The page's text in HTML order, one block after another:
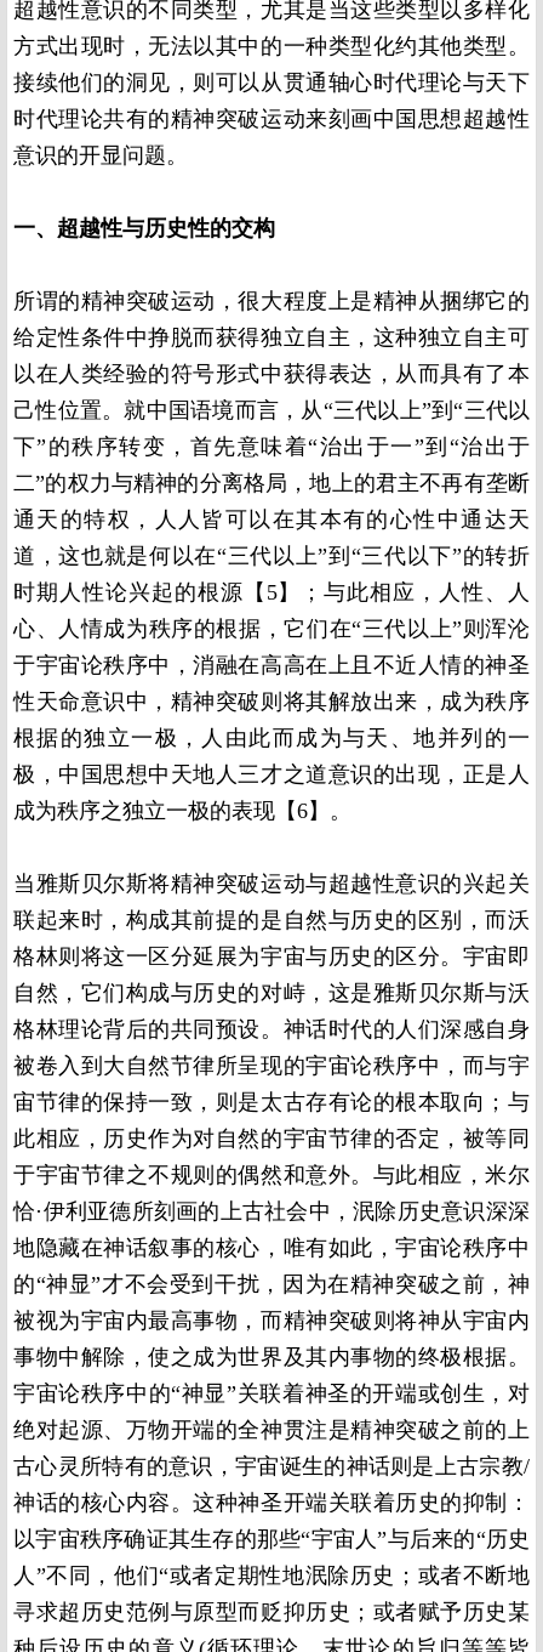
超越性意识的不同类型，尤其是当这些类型以多样化
方式出现时，无法以其中的一种类型化约其他类型。
接续他们的洞见，则可以从贯通轴心时代理论与天下
时代理论共有的精神突破运动来刻画中国思想超越性
意识的开显问题。
一、超越性与历史性的交构
所谓的精神突破运动，很大程度上是精神从捆绑它的
给定性条件中挣脱而获得独立自主，这种独立自主可
以在人类经验的符号形式中获得表达，从而具有了本
己性位置。就中国语境而言，从“三代以上”到“三代以
下”的秩序转变，首先意味着“治出于一”到“治出于
二”的权力与精神的分离格局，地上的君主不再有垄断
通天的特权，人人皆可以在其本有的心性中通达天
道，这也就是何以在“三代以上”到“三代以下”的转折
时期人性论兴起的根源【5】；与此相应，人性、人
心、人情成为秩序的根据，它们在“三代以上”则浑沦
于宇宙论秩序中，消融在高高在上且不近人情的神圣
性天命意识中，精神突破则将其解放出来，成为秩序
根据的独立一极，人由此而成为与天、地并列的一
极，中国思想中天地人三才之道意识的出现，正是人
成为秩序之独立一极的表现【6】。
当雅斯贝尔斯将精神突破运动与超越性意识的兴起关
联起来时，构成其前提的是自然与历史的区别，而沃
格林则将这一区分延展为宇宙与历史的区分。宇宙即
自然，它们构成与历史的对峙，这是雅斯贝尔斯与沃
格林理论背后的共同预设。神话时代的人们深感自身
被卷入到大自然节律所呈现的宇宙论秩序中，而与宇
宙节律的保持一致，则是太古存有论的根本取向；与
此相应，历史作为对自然的宇宙节律的否定，被等同
于宇宙节律之不规则的偶然和意外。与此相应，米尔
恰·伊利亚德所刻画的上古社会中，泯除历史意识深深
地隐藏在神话叙事的核心，唯有如此，宇宙论秩序中
的“神显”才不会受到干扰，因为在精神突破之前，神
被视为宇宙内最高事物，而精神突破则将神从宇宙内
事物中解除，使之成为世界及其内事物的终极根据。
宇宙论秩序中的“神显”关联着神圣的开端或创生，对
绝对起源、万物开端的全神贯注是精神突破之前的上
古心灵所特有的意识，宇宙诞生的神话则是上古宗教/
神话的核心内容。这种神圣开端关联着历史的抑制：
以宇宙秩序确证其生存的那些“宇宙人”与后来的“历史
人”不同，他们“或者定期性地泯除历史；或者不断地
寻求超历史范例与原型而贬抑历史；或者赋予历史某